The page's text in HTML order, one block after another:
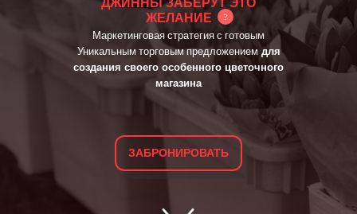
ЖЕЛАНИЕ
Маркетинговая стратегия с готовым
Уникальным торговым предложением для
создания своего особенного цветочного
магазина
ЗАБРОНИРОВАТЬ
?